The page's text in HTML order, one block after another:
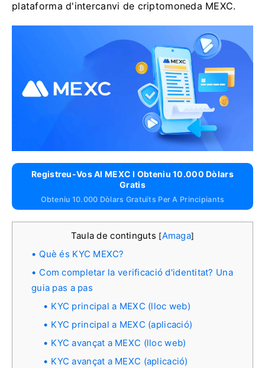
plataforma d'intercanvi de criptomoneda MEXC.
Registreu-Vos Al MEXC I Obteniu 10.000 Dòlars
Gratis
Obteniu 10.000 Dòlars Gratuïts Per A Principiants
Taula de continguts [Amaga]
Què és KYC MEXC?
Com completar la verificació d'identitat? Una
guia pas a pas
KYC principal a MEXC (lloc web)
KYC principal a MEXC (aplicació)
KYC avançat a MEXC (lloc web)
KYC avançat a MEXC (aplicació)